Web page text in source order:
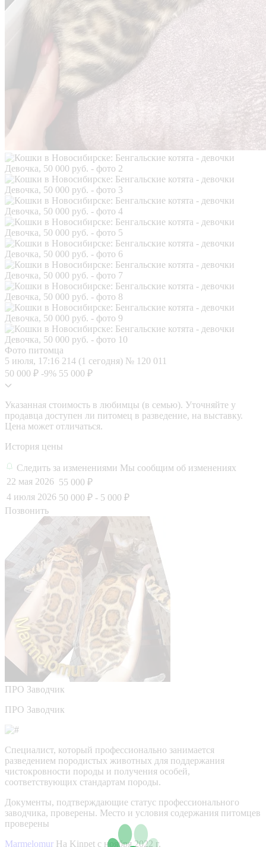
Фото питомца
5 июля, 17:16 214 (1 сегодня) № 120 011
50 000 ₽ -9% 55 000 ₽
Указанная стоимость в любимцы (в семью). Уточняйте у
продавца доступен ли питомец в разведение, на выставку.
Цена может отличаться.
История цены
Следить за изменениями Мы сообщим об изменениях
22 мая 2026 55 000 ₽
4 июля 2026 50 000 ₽ - 5 000 ₽
Позвонить
ПРО Заводчик
ПРО Заводчик
Специалист, который профессионально занимается
разведением породистых животных для поддержания
чистокровности породы и получения особей,
соответствующих стандартам породы.
Документы, подтверждающие статус профессионального
заводчика, проверены. Место и условия содержания питомцев
проверены
Marmelomur На Kinpet c ноября 2022 г.